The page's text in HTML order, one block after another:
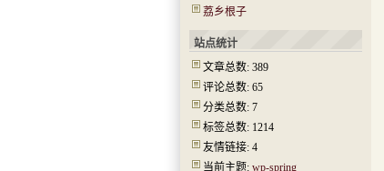
荔乡根子
站点统计
文章总数: 389
评论总数: 65
分类总数: 7
标签总数: 1214
友情链接: 4
当前主题: wp-spring